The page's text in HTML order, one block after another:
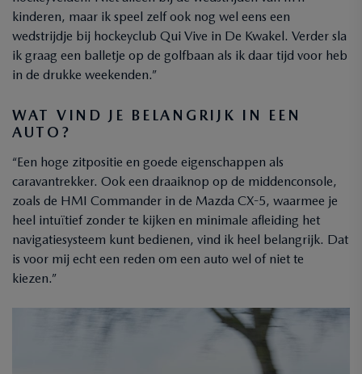
kinderen, maar ik speel zelf ook nog wel eens een
wedstrijdje bij hockeyclub Qui Vive in De Kwakel. Verder sla
ik graag een balletje op de golfbaan als ik daar tijd voor heb
in de drukke weekenden.”
WAT VIND JE BELANGRIJK IN EEN
AUTO?
“Een hoge zitpositie en goede eigenschappen als
caravantrekker. Ook een draaiknop op de middenconsole,
zoals de HMI Commander in de Mazda CX-5, waarmee je
heel intuïtief zonder te kijken en minimale afleiding het
navigatiesysteem kunt bedienen, vind ik heel belangrijk. Dat
is voor mij echt een reden om een auto wel of niet te
kiezen.”